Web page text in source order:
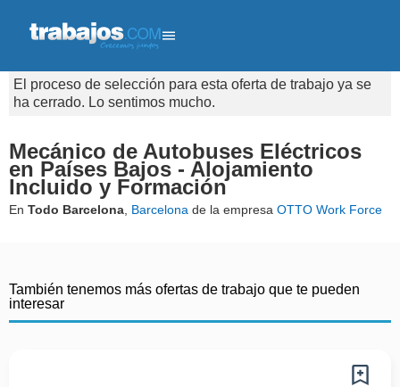
El proceso de selección para esta oferta de trabajo ya se
ha cerrado. Lo sentimos mucho.
Mecánico de Autobuses Eléctricos
en Países Bajos - Alojamiento
Incluido y Formación
En Todo Barcelona Barcelona de la empresa OTTO Work Force
También tenemos más ofertas de trabajo que te pueden
interesar